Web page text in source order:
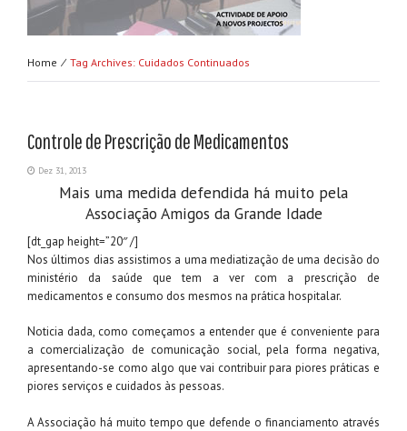
Home ⁄ Tag Archives: Cuidados Continuados
Controle de Prescrição de Medicamentos
Dez 31, 2013
Mais uma medida defendida há muito pela
Associação Amigos da Grande Idade
[dt_gap height=”20″ /]
Nos últimos dias assistimos a uma mediatização de uma decisão do
ministério da saúde que tem a ver com a prescrição de
medicamentos e consumo dos mesmos na prática hospitalar.
Noticia dada, como começamos a entender que é conveniente para
a comercialização de comunicação social, pela forma negativa,
apresentando-se como algo que vai contribuir para piores práticas e
piores serviços e cuidados às pessoas.
A Associação há muito tempo que defende o financiamento através